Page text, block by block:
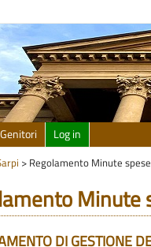
Genitori Log in
> Regolamento Minute spese
Minute
DI GESTIONE